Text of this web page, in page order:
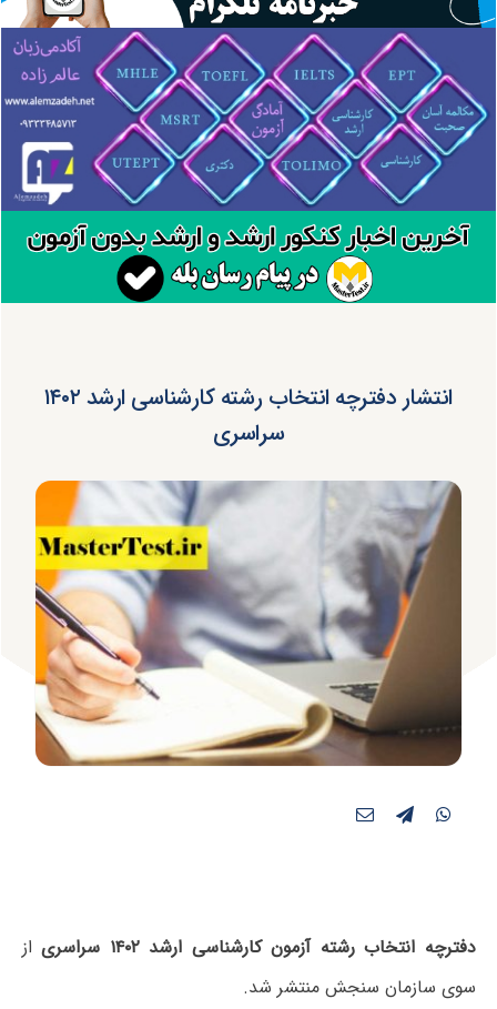
انتشار دفترچه انتخاب رشته کارشناسی ارشد ۱۴۰۲
سراسری
دفترچه انتخاب رشته آزمون کارشناسی ارشد ۱۴۰۲ سراسری
از
سوی سازمان سنجش منتشر شد.